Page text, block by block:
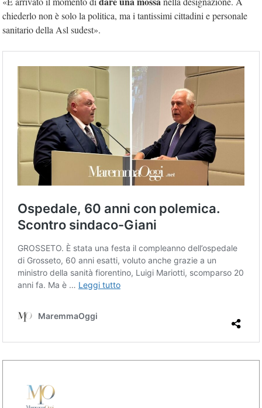
chiederlo non è solo la politica, ma i tantissimi cittadini e personale
sanitario della Asl sudest».